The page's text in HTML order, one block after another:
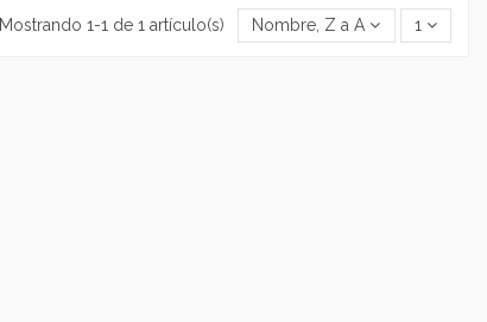
Mostrando 1-1 de 1 artículo(s) Nombre, Z a A 1